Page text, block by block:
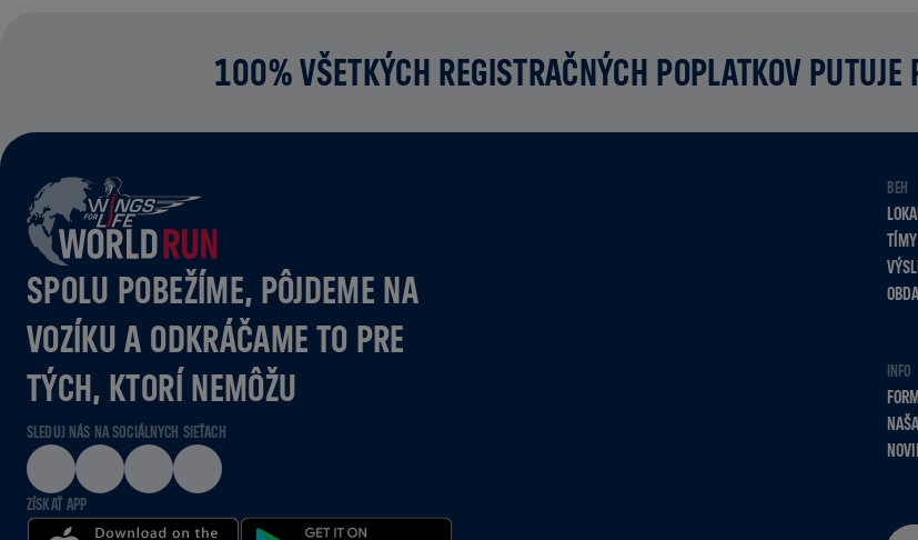
100% VŠETKÝCH REGISTRAČNÝCH POPLATKOV
SPOLU POBEŽÍME, PÔJDEME NA
VOZÍKU A ODKRÁČAME TO PRE
TÝCH, KTORÍ NEMÔŽU
SLEDUJ NÁS NA SOCIÁLNYCH SIEŤACH
ZÍSKAŤ APP
BEH
TÍMY
INFO